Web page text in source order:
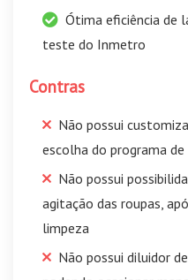
Ótima eficiência de
teste do Inmetro
Contras
Não possui
escolha do programa
Não possui
agitação das roupas,
limpeza
Não possui diluidor